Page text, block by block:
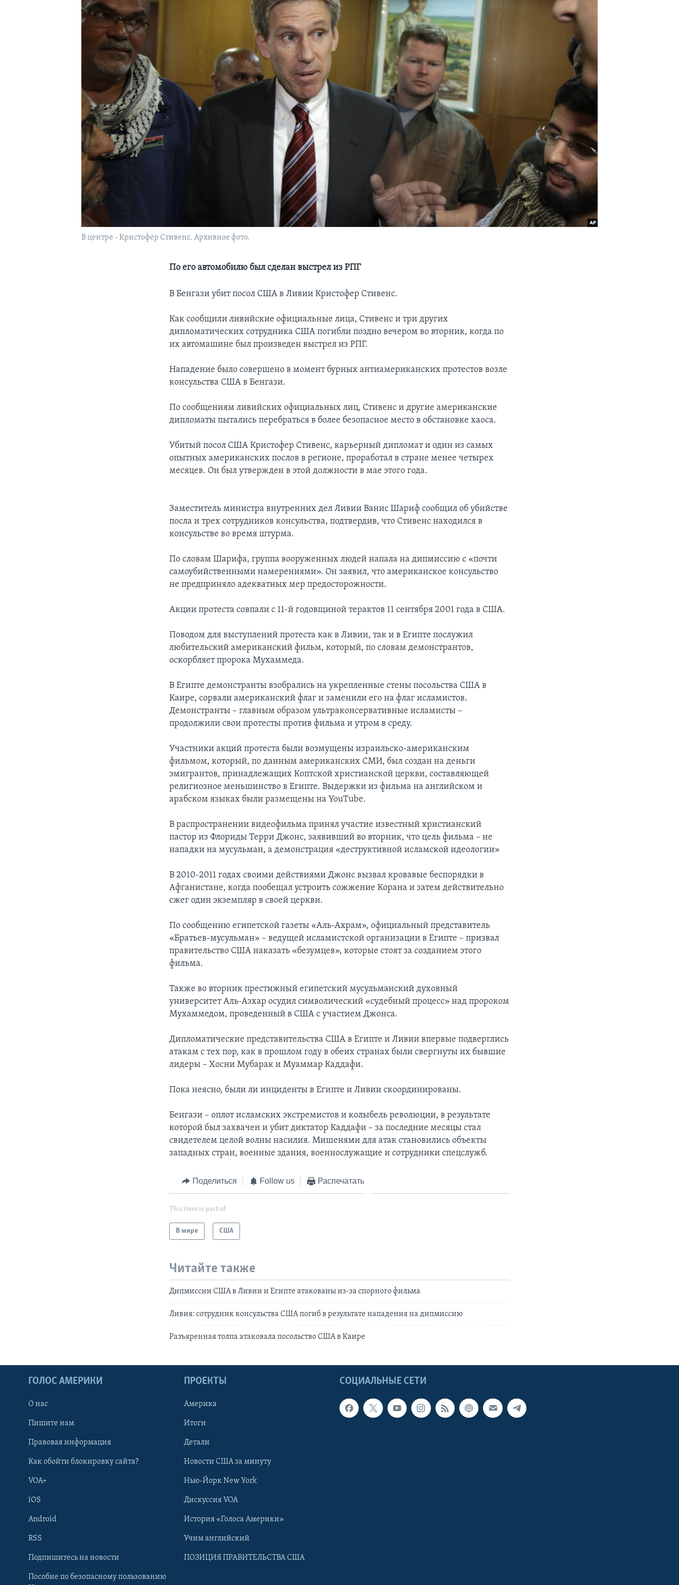
Learning English
В центре - Кристофер Стивенс. Архивное фото.
По его автомобилю был сделан выстрел из РПГ
В Бенгази убит посол США в Ливии Кристофер Стивенс.
Как сообщили ливийские официальные лица, Стивенс и три других
дипломатических сотрудника США погибли поздно вечером во вторник, когда по
их автомашине был произведен выстрел из РПГ.
Нападение было совершено в момент бурных антиамериканских протестов возле
консульства США в Бенгази.
По сообщениям ливийских официальных лиц, Стивенс и другие американские
дипломаты пытались перебраться в более безопасное место в обстановке хаоса.
Убитый посол США Кристофер Стивенс, карьерный дипломат и один из самых
опытных американских послов в регионе, проработал в стране менее четырех
месяцев. Он был утвержден в этой должности в мае этого года.
Заместитель министра внутренних дел Ливии Ванис Шариф сообщил об убийстве
посла и трех сотрудников консульства, подтвердив, что Стивенс находился в
консульстве во время штурма.
По словам Шарифа, группа вооруженных людей напала на дипмиссию с «почти
самоубийственными намерениями». Он заявил, что американское консульство
не предприняло адекватных мер предосторожности.
Акции протеста совпали с 11-й годовщиной терактов 11 сентября 2001 года в США.
Поводом для выступлений протеста как в Ливии, так и в Египте послужил
любительский американский фильм, который, по словам демонстрантов,
оскорбляет пророка Мухаммеда.
В Египте демонстранты взобрались на укрепленные стены посольства США в
Каире, сорвали американский флаг и заменили его на флаг исламистов.
Демонстранты – главным образом ультраконсервативные исламисты –
продолжили свои протесты против фильма и утром в среду.
Участники акций протеста были возмущены израильско-американским
фильмом, который, по данным американских СМИ, был создан на деньги
эмигрантов, принадлежащих Коптской христианской церкви, составляющей
религиозное меньшинство в Египте. Выдержки из фильма на английском и
арабском языках были размещены на YouTube.
В распространении видеофильма принял участие известный христианский
пастор из Флориды Терри Джонс, заявивший во вторник, что цель фильма – не
нападки на мусульман, а демонстрация «деструктивной исламской идеологии»
В 2010-2011 годах своими действиями Джонс вызвал кровавые беспорядки в
Афганистане, когда пообещал устроить сожжение Корана и затем действительно
сжег один экземпляр в своей церкви.
По сообщению египетской газеты «Аль-Ахрам», официальный представитель
«Братьев-мусульман» – ведущей исламистской организации в Египте – призвал
правительство США наказать «безумцев», которые стоят за созданием этого
фильма.
Также во вторник престижный египетский мусульманский духовный
университет Аль-Азхар осудил символический «судебный процесс» над пророком
Мухаммедом, проведенный в США с участием Джонса.
Дипломатические представительства США в Египте и Ливии впервые подверглись
атакам с тех пор, как в прошлом году в обеих странах были свергнуты их бывшие
лидеры – Хосни Мубарак и Муаммар Каддафи.
Пока неясно, были ли инциденты в Египте и Ливии скоординированы.
Бенгази – оплот исламских экстремистов и колыбель революции, в результате
которой был захвачен и убит диктатор Каддафи – за последние месяцы стал
свидетелем целой волны насилия. Мишенями для атак становились объекты
западных стран, военные здания, военнослужащие и сотрудники спецслужб.
Поделиться Follow us Распечатать
This item is part of
В мире США
Читайте также
Дипмиссии США в Ливии и Египте атакованы из-за спорного фильма
Ливия: сотрудник консульства США погиб в результате нападения на дипмиссию
Разъяренная толпа атаковала посольство США в Каире
СОЦИАЛЬНЫЕ СЕТИ
ГОЛОС АМЕРИКИ
О нас
Пишите нам
Правовая информация
Как обойти блокировку сайта?
VOA+
iOS
Android
RSS
Подпишитесь на новости
Пособие по безопасному пользованию
ПРОЕКТЫ
Америка
Итоги
Детали
Новости США за минуту
Нью-Йорк New York
Дискуссия VOA
История «Голоса Америки»
Учим английский
ПОЗИЦИЯ ПРАВИТЕЛЬСТВА США